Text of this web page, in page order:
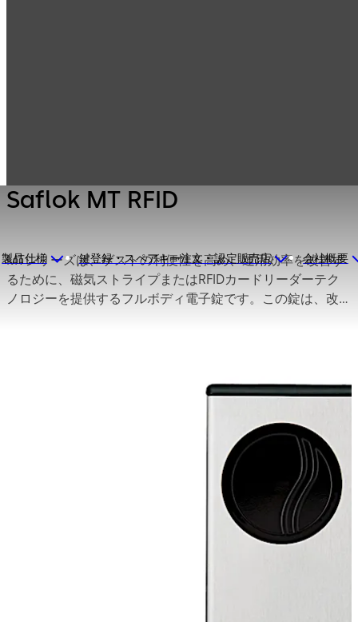
製品仕様 鍵登録・スペアキー注文・認定販売店 会社概要
Saflok MT RFID
MTシリーズは、ゲストの利便性を高め、運用効率を改善す
るために、磁気ストライプまたはRFIDカードリーダーテク
ノロジーを提供するフルボディ電子錠です。この錠は、改
ションであるcompatible (互換性あり)、ready (準備完